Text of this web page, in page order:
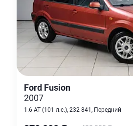
Ford Fusion
2007
1.6 AT (101 л.с.), 232 841, Передний